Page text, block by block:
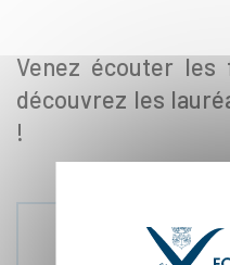
Venez écouter les
découvrez les
!